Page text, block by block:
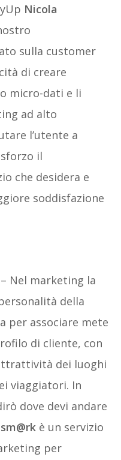
Nicola
sulla customer
di creare
micro-dati e li
ad alto
l’utente a
il
che desidera e
soddisfazione
– Nel marketing la
della
per associare mete
di cliente, con
dei luoghi
viaggiatori. In
dove devi andare
è un servizio
per